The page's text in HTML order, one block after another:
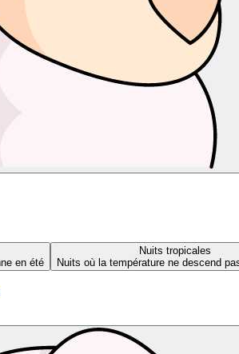
en été
Nuits tropicales
Nuits où la température ne descend